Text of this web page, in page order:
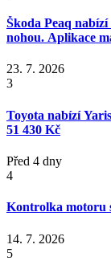
Škoda Peaq
nohou. Aplikace
23. 7. 2026
3
Toyota nabízí
51 430 Kč
Před 4 dny
4
Kontrolka motoru
14. 7. 2026
5